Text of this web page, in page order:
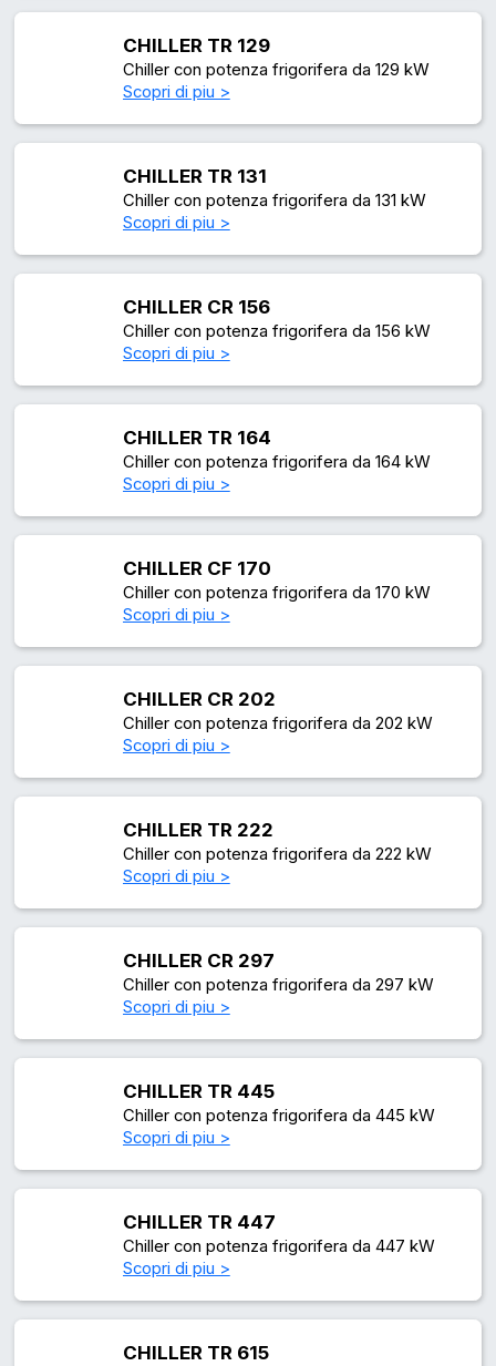
CHILLER TR 129
Chiller con potenza frigorifera da 129 kW
Scopri di piu >
CHILLER TR 131
Chiller con potenza frigorifera da 131 kW
Scopri di piu >
CHILLER CR 156
Chiller con potenza frigorifera da 156 kW
Scopri di piu >
CHILLER TR 164
Chiller con potenza frigorifera da 164 kW
Scopri di piu >
CHILLER CF 170
Chiller con potenza frigorifera da 170 kW
Scopri di piu >
CHILLER CR 202
Chiller con potenza frigorifera da 202 kW
Scopri di piu >
CHILLER TR 222
Chiller con potenza frigorifera da 222 kW
Scopri di piu >
CHILLER CR 297
Chiller con potenza frigorifera da 297 kW
Scopri di piu >
CHILLER TR 445
Chiller con potenza frigorifera da 445 kW
Scopri di piu >
CHILLER TR 447
Chiller con potenza frigorifera da 447 kW
Scopri di piu >
CHILLER TR 615